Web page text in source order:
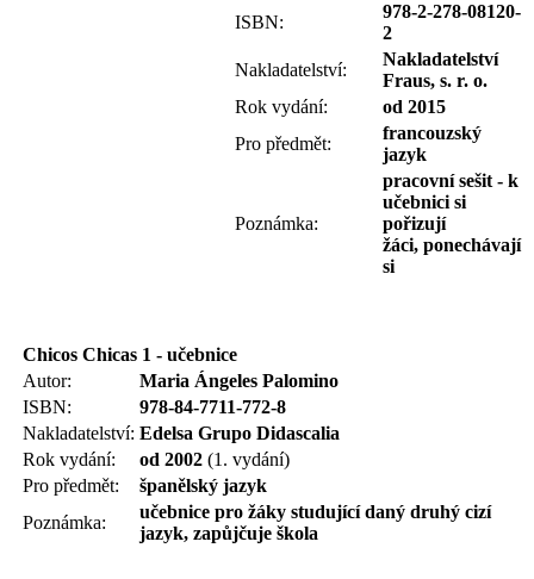
ISBN:
978-2-278-08120-
2
Nakladatelství:
Nakladatelství
Fraus, s. r. o.
Rok vydání:
od 2015
Pro předmět:
francouzský
jazyk
Poznámka:
pracovní sešit - k
učebnici si
pořizují
žáci, ponechávají
si
Chicos Chicas 1 - učebnice
Autor:
Maria Ángeles Palomino
ISBN:
978-84-7711-772-8
Nakladatelství: Edelsa Grupo Didascalia
Rok vydání:
od 2002 (1. vydání)
Pro předmět:
španělský jazyk
Poznámka:
učebnice pro žáky studující daný druhý cizí
jazyk, zapůjčuje škola